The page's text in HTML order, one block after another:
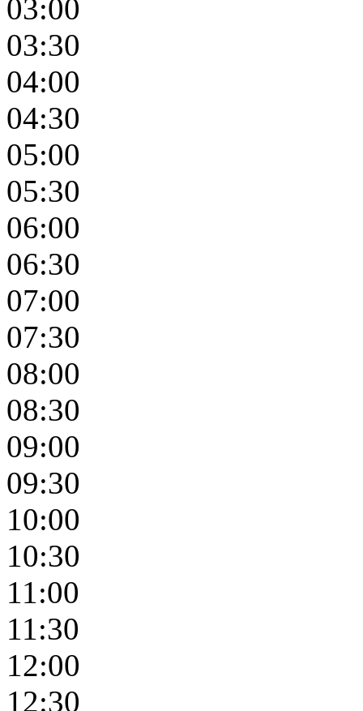
03:00
03:30
04:00
04:30
05:00
05:30
06:00
06:30
07:00
07:30
08:00
08:30
09:00
09:30
10:00
10:30
11:00
11:30
12:00
12:30